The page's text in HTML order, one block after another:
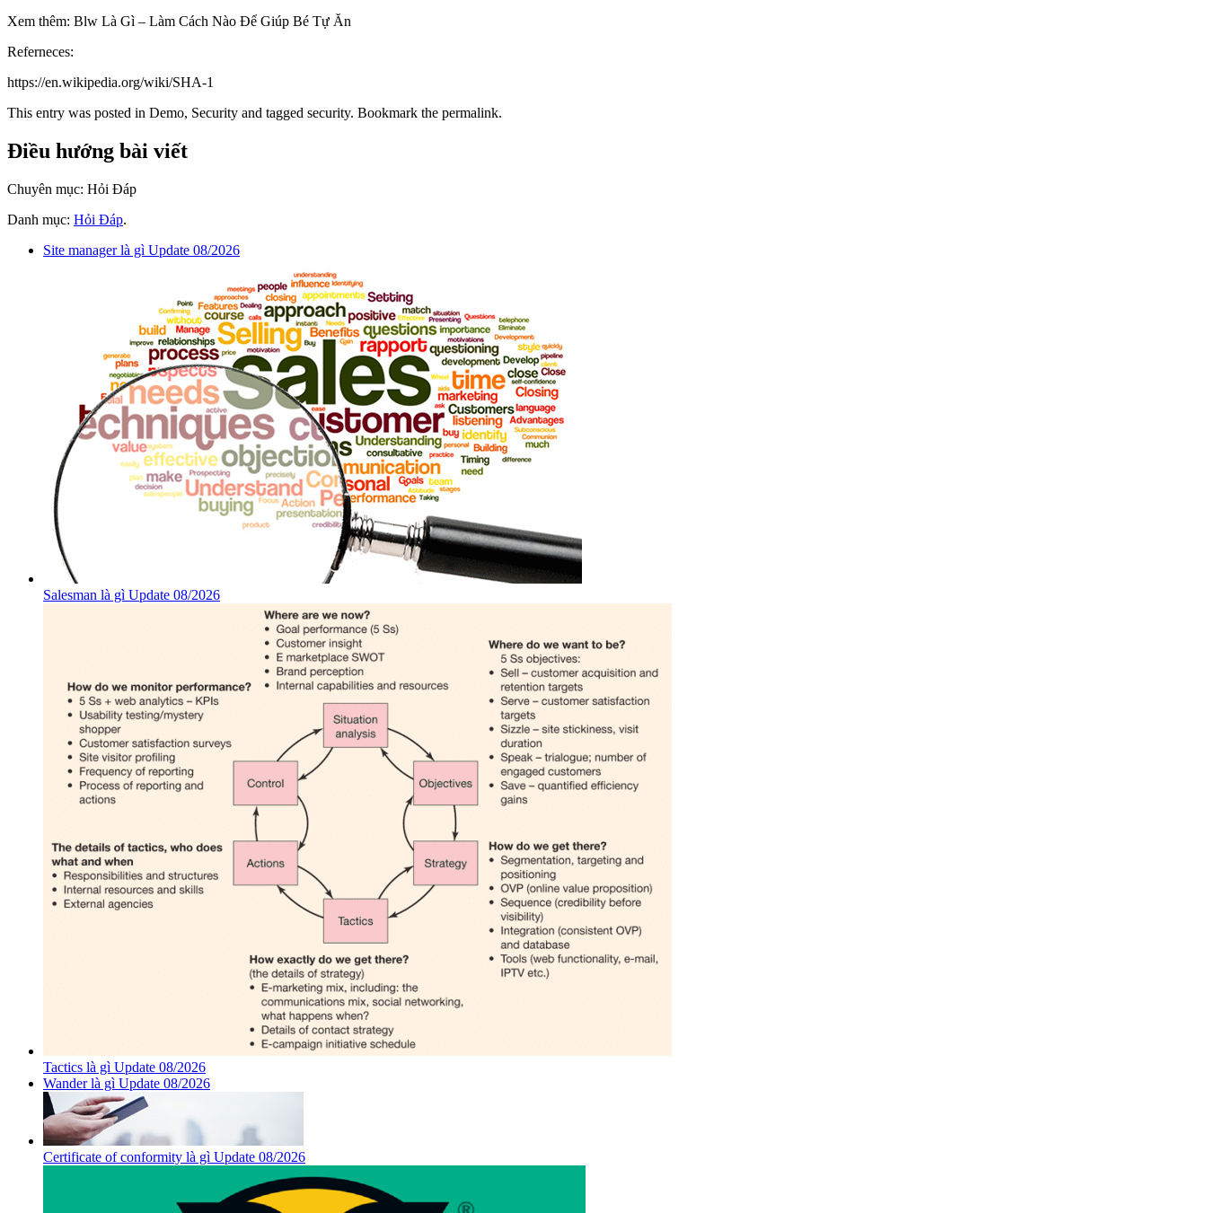
Xem thêm: Blw Là Gì – Làm Cách Nào Để Giúp Bé Tự Ăn
Referneces:
https://en.wikipedia.org/wiki/SHA-1
This entry was posted in Demo, Security and tagged security. Bookmark the permalink.
Điều hướng bài viết
Chuyên mục: Hỏi Đáp
Danh mục: Hỏi Đáp.
Site manager là gì Update 08/2026
Salesman là gì Update 08/2026
Tactics là gì Update 08/2026
Wander là gì Update 08/2026
Certificate of conformity là gì Update 08/2026